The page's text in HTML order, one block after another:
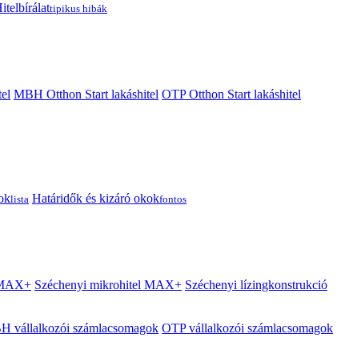
tipikus hibák
MBH Otthon Start lakáshitel OTP Otthon Start lakáshitel
lista Határidők és kizáró okokfontos
Széchenyi mikrohitel MAX+ Széchenyi lízingkonstrukció
vállalkozói számlacsomagok OTP vállalkozói számlacsomagok